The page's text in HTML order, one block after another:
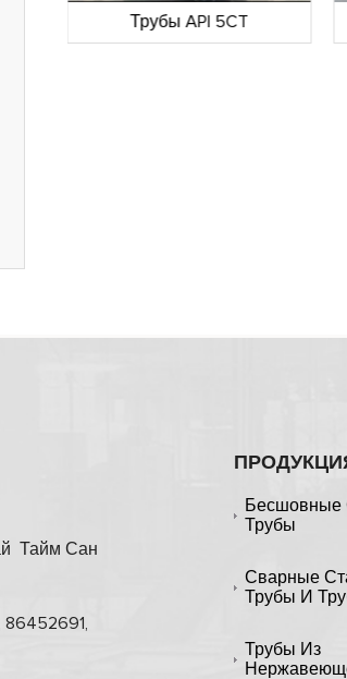
Трубы API 5CT
Тайм Сан
Бесшовные
Трубы
Сварные
Трубы И
Трубы Из